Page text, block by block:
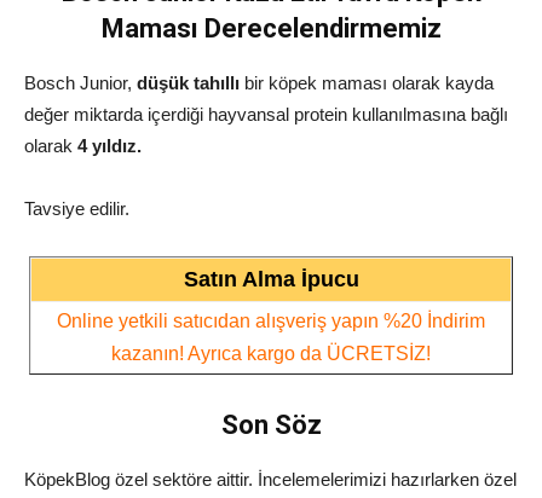
Maması Derecelendirmemiz
Bosch Junior, düşük tahıllı bir köpek maması olarak kayda
değer miktarda içerdiği hayvansal protein kullanılmasına bağlı
olarak 4 yıldız.
Tavsiye edilir.
Satın Alma İpucu
Online yetkili satıcıdan alışveriş yapın %20 İndirim
kazanın! Ayrıca kargo da ÜCRETSİZ!
Son Söz
KöpekBlog özel sektöre aittir. İncelemelerimizi hazırlarken özel